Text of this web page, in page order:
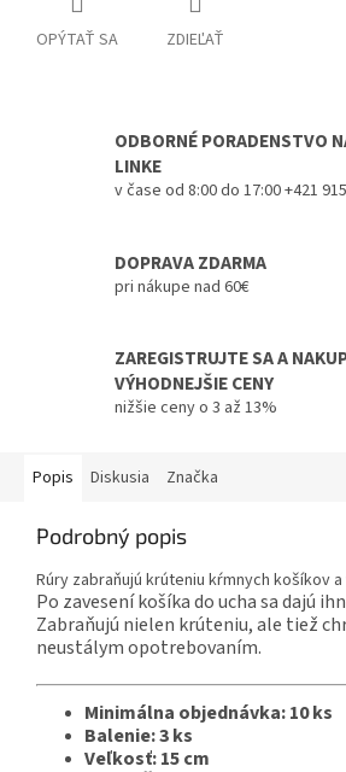
OPÝTAŤ SA ZDIEĽAŤ
ODBORNÉ PORADENSTVO
LINKE
v čase od 8:00 do 17:00 +421
DOPRAVA ZDARMA
pri nákupe nad 60€
ZAREGISTRUJTE SA A
VÝHODNEJŠIE CENY
nižšie ceny o 3 až 13%
Popis Diskusia Značka
Podrobný popis
Rúry zabraňujú krúteniu kŕmnych košíkov
Po zavesení košíka do ucha sa dajú
Zabraňujú nielen krúteniu, ale tiež
neustálym opotrebovaním.
Minimálna objednávka: 10 ks
Balenie: 3 ks
Veľkosť: 15 cm